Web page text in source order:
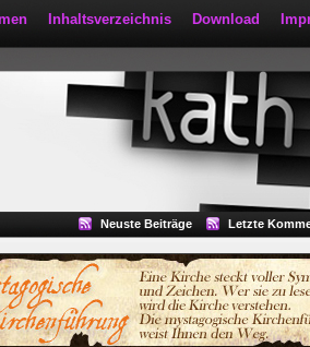
Inhaltsverzeichnis Download
Neuste Beiträge Letzte